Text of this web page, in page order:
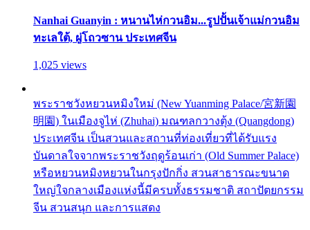
Nanhai Guanyin : หนานไห่กวนอิม...รูปปั้นเจ้าแม่กวนอิม
ทะเลใต้, ผู่โถวซาน ประเทศจีน
1,025 views
พระราชวังหยวนหมิงใหม่ (New Yuanming Palace/宮新園
明園) ในเมืองจูไห่ (Zhuhai) มณฑลกวางตุ้ง (Quangdong)
ประเทศจีน เป็นสวนและสถานที่ท่องเที่ยวที่ได้รับแรง
บันดาลใจจากพระราชวังฤดูร้อนเก่า (Old Summer Palace)
หรือหยวนหมิงหยวนในกรุงปักกิ่ง สวนสาธารณะขนาด
ใหญ่ใจกลางเมืองแห่งนี้มีครบทั้งธรรมชาติ สถาปัตยกรรม
จีน สวนสนุก และการแสดง